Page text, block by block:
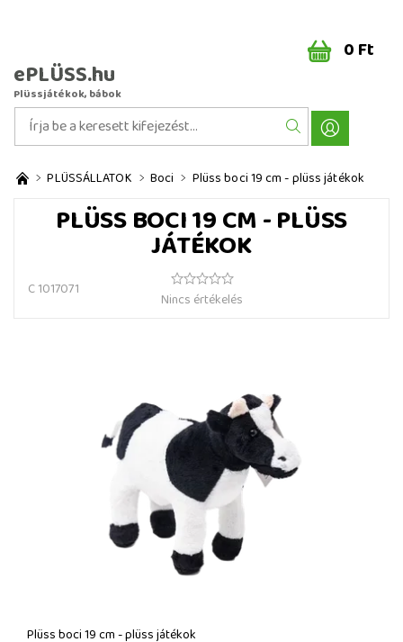
ePLÜSS.hu
Plüssjátékok, bábok
0 Ft
PLÜSSÁLLATOK Boci Plüss boci 19 cm - plüss játékok
PLÜSS BOCI 19 CM - PLÜSS
JÁTÉKOK
C 1017071
Nincs értékelés
Plüss boci 19 cm - plüss játékok